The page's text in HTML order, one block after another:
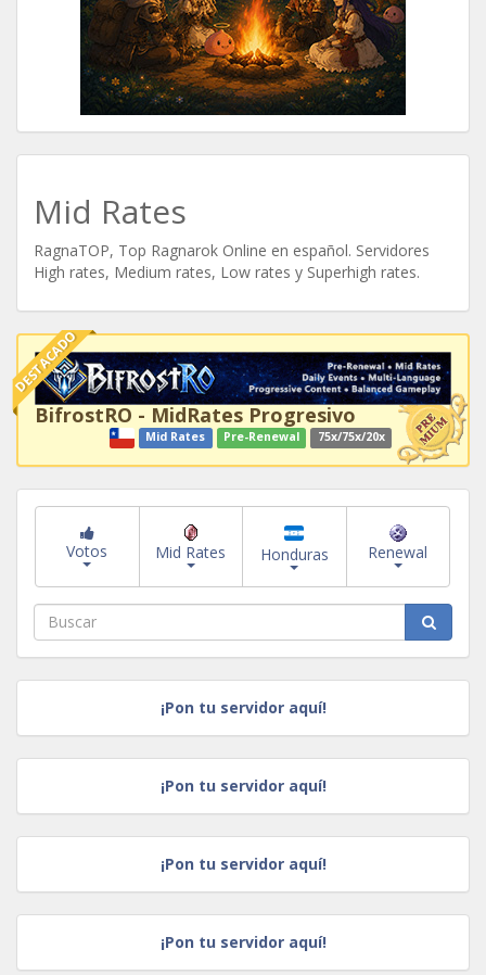
Mid Rates
RagnaTOP, Top Ragnarok Online en español. Servidores
High rates, Medium rates, Low rates y Superhigh rates.
DESTACADO
BifrostRO - MidRates Progresivo
Mid Rates Pre-Renewal 75x/75x/20x
Votos Mid Rates Honduras Renewal
¡Pon tu servidor aquí!
¡Pon tu servidor aquí!
¡Pon tu servidor aquí!
¡Pon tu servidor aquí!